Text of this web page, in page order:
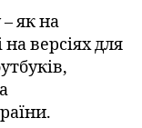
– як на
версіях для